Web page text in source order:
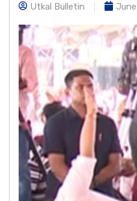
Utkal Bulletin